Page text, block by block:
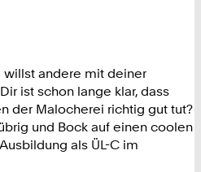
willst andere mit deiner
ist schon lange klar, dass
der Malocherei richtig gut tut?
und Bock auf einen coolen
als ÜL-C im